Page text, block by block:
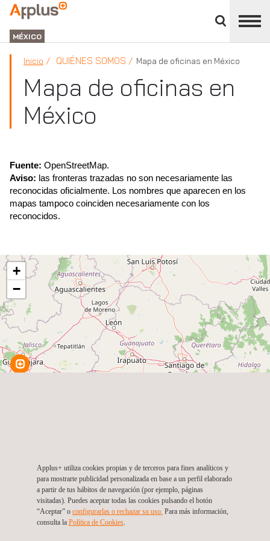
panel
APPLUS+
GROUP
MÉXICO
Inicio QUIÉNES SOMOS Mapa de oficinas en México
Mapa de oficinas en
México
Fuente: OpenStreetMap.
Aviso: las fronteras trazadas no son necesariamente las
reconocidas oficialmente. Los nombres que aparecen en los
mapas tampoco coinciden necesariamente con los
reconocidos.
+
−
Applus+ utiliza cookies propias y de terceros para fines analíticos y
para mostrarte publicidad personalizada en base a un perfil elaborado
a partir de tus hábitos de navegación (por ejemplo, páginas
visitadas). Puedes aceptar todas las cookies pulsando el botón
“Aceptar” o configurarlas o rechazar su uso. Para más información,
consulta la Política de Cookies. ​